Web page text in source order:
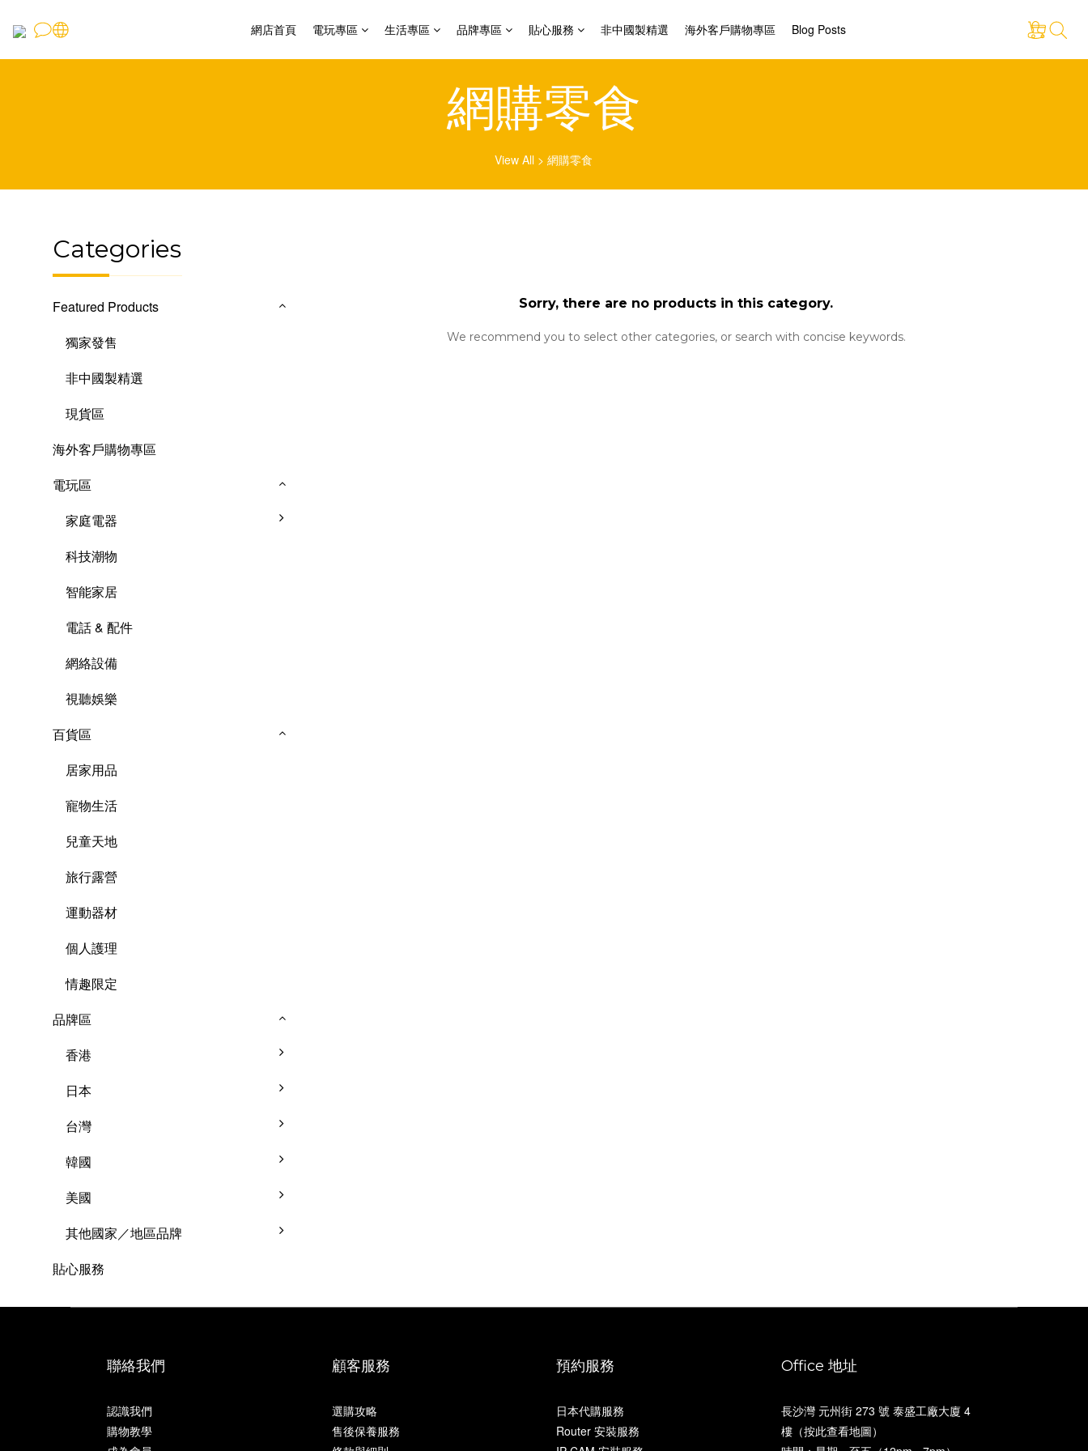
網店首頁 電玩專區 生活專區 品牌專區 貼心服務 非中國製精選 海外客戶購物專區 Blog Posts
網購零食
View All >網購零食
Categories
Featured Products
獨家發售
非中國製精選
現貨區
海外客戶購物專區
電玩區
家庭電器
科技潮物
智能家居
電話 & 配件
網絡設備
視聽娛樂
百貨區
居家用品
寵物生活
兒童天地
旅行露營
運動器材
個人護理
情趣限定
品牌區
香港
日本
台灣
韓國
美國
其他國家／地區品牌
貼心服務
Sorry, there are no products in this category.
We recommend you to select other categories, or search with concise keywords.
聯絡我們
認識我們
購物教學
顧客服務
選購攻略
售後保養服務
預約服務
日本代購服務
Router 安裝服務
Office 地址
長沙灣 元州街 273 號 泰盛工廠大廈 4
樓（按此查看地圖）